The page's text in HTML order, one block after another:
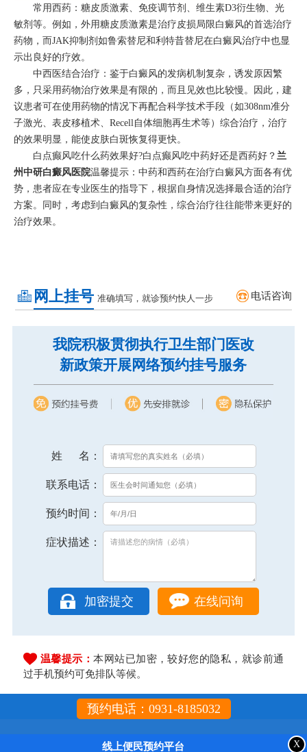
常用西药：糖皮质激素、免疫调节剂、维生素D3衍生物、光
敏剂等。例如，外用糖皮质激素是治疗皮损局限白癜风的首选治疗
药物，而JAK抑制剂如鲁索替尼和利特昔替尼在白癜风治疗中也显
示出良好的疗效。
中西医结合治疗：鉴于白癜风的发病机制复杂，诱发原因繁
多，只采用药物治疗效果是有限的，而且见效也比较慢。因此，建
议患者可在使用药物的情况下再配合科学技术手段（如308nm准分
子激光、表皮移植术、Recell自体细胞再生术等）综合治疗，治疗
的效果明显，能使皮肤白斑恢复得更快。
白点癫风吃什么药效果好?白点癫风吃中药好还是西药好？ 兰
州中研白癜风医院温馨提示：中药和西药在治疗白癜风方面各有优
势，患者应在专业医生的指导下，根据自身情况选择最合适的治疗
方案。同时，考虑到白癜风的复杂性，综合治疗往往能带来更好的
治疗效果。
网上挂号 准确填写，就诊预约快人一步 电话咨询
我院积极贯彻执行卫生部门医改
新政策开展网络预约挂号服务
姓 名：
联系电话：
预约时间：
症状描述：
在线问询
温馨提示：本网站已加密，较好您的隐私，就诊前通
过手机预约可免排队等候。
预约电话：0931-8185032
线上便民预约平台 X